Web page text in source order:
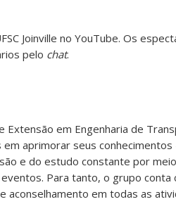
Joinville no YouTube. Os
pelo chat.
Extensão em Engenharia de
aprimorar seus
e do estudo constante por
Para tanto, o grupo conta
aconselhamento em todas as